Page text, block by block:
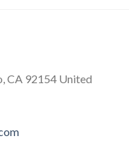
CA 92154 United